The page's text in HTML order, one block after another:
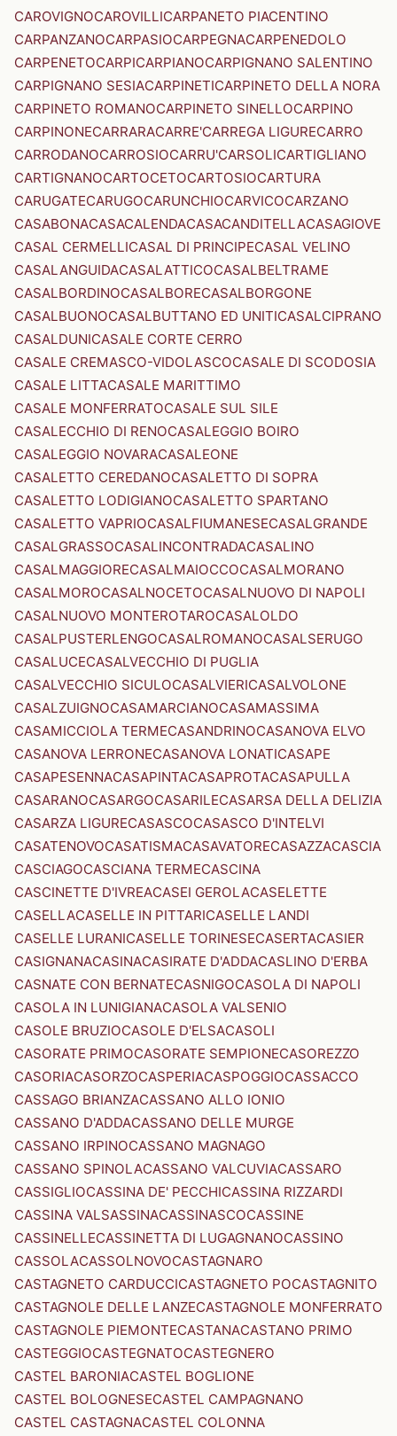
CAROVIGNOCAROVILLICARPANETO PIACENTINO
CARPANZANOCARPASIOCARPEGNACARPENEDOLO
CARPENETOCARPICARPIANOCARPIGNANO SALENTINO
CARPIGNANO SESIACARPINETICARPINETO DELLA NORA
CARPINETO ROMANOCARPINETO SINELLOCARPINO
CARPINONECARRARACARRE'CARREGA LIGURECARRO
CARRODANOCARROSIOCARRU'CARSOLICARTIGLIANO
CARTIGNANOCARTOCETOCARTOSIOCARTURA
CARUGATECARUGOCARUNCHIOCARVICOCARZANO
CASABONACASACALENDACASACANDITELLACASAGIOVE
CASAL CERMELLICASAL DI PRINCIPECASAL VELINO
CASALANGUIDACASALATTICOCASALBELTRAME
CASALBORDINOCASALBORECASALBORGONE
CASALBUONOCASALBUTTANO ED UNITICASALCIPRANO
CASALDUNICASALE CORTE CERRO
CASALE CREMASCO-VIDOLASCOCASALE DI SCODOSIA
CASALE LITTACASALE MARITTIMO
CASALE MONFERRATOCASALE SUL SILE
CASALECCHIO DI RENOCASALEGGIO BOIRO
CASALEGGIO NOVARACASALEONE
CASALETTO CEREDANOCASALETTO DI SOPRA
CASALETTO LODIGIANOCASALETTO SPARTANO
CASALETTO VAPRIOCASALFIUMANESECASALGRANDE
CASALGRASSOCASALINCONTRADACASALINO
CASALMAGGIORECASALMAIOCCOCASALMORANO
CASALMOROCASALNOCETOCASALNUOVO DI NAPOLI
CASALNUOVO MONTEROTAROCASALOLDO
CASALPUSTERLENGOCASALROMANOCASALSERUGO
CASALUCECASALVECCHIO DI PUGLIA
CASALVECCHIO SICULOCASALVIERICASALVOLONE
CASALZUIGNOCASAMARCIANOCASAMASSIMA
CASAMICCIOLA TERMECASANDRINOCASANOVA ELVO
CASANOVA LERRONECASANOVA LONATICASAPE
CASAPESENNACASAPINTACASAPROTACASAPULLA
CASARANOCASARGOCASARILECASARSA DELLA DELIZIA
CASARZA LIGURECASASCOCASASCO D'INTELVI
CASATENOVOCASATISMACASAVATORECASAZZACASCIA
CASCIAGOCASCIANA TERMECASCINA
CASCINETTE D'IVREACASEI GEROLACASELETTE
CASELLACASELLE IN PITTARICASELLE LANDI
CASELLE LURANICASELLE TORINESECASERTACASIER
CASIGNANACASINACASIRATE D'ADDACASLINO D'ERBA
CASNATE CON BERNATECASNIGOCASOLA DI NAPOLI
CASOLA IN LUNIGIANACASOLA VALSENIO
CASOLE BRUZIOCASOLE D'ELSACASOLI
CASORATE PRIMOCASORATE SEMPIONECASOREZZO
CASORIACASORZOCASPERIACASPOGGIOCASSACCO
CASSAGO BRIANZACASSANO ALLO IONIO
CASSANO D'ADDACASSANO DELLE MURGE
CASSANO IRPINOCASSANO MAGNAGO
CASSANO SPINOLACASSANO VALCUVIACASSARO
CASSIGLIOCASSINA DE' PECCHICASSINA RIZZARDI
CASSINA VALSASSINACASSINASCOCASSINE
CASSINELLECASSINETTA DI LUGAGNANOCASSINO
CASSOLACASSOLNOVOCASTAGNARO
CASTAGNETO CARDUCCICASTAGNETO POCASTAGNITO
CASTAGNOLE DELLE LANZECASTAGNOLE MONFERRATO
CASTAGNOLE PIEMONTECASTANACASTANO PRIMO
CASTEGGIOCASTEGNATOCASTEGNERO
CASTEL BARONIACASTEL BOGLIONE
CASTEL BOLOGNESECASTEL CAMPAGNANO
CASTEL CASTAGNACASTEL COLONNA